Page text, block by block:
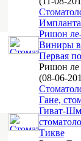
Ришон
Виниры в
Первая
Ришон
(08-06-
Гане,
Гиват-
Тикве